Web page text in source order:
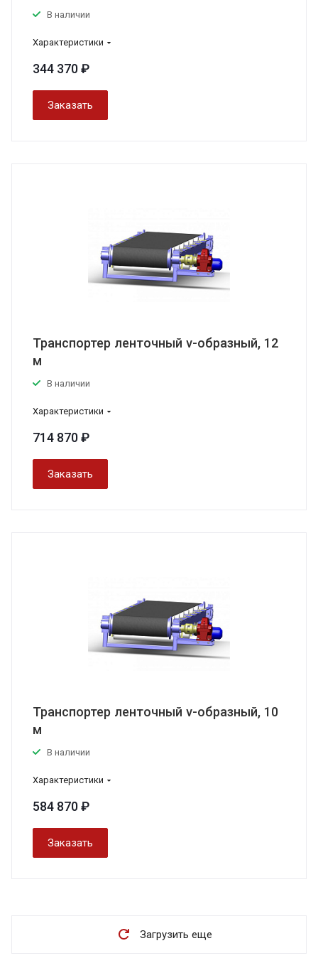
В наличии
Характеристики
344 370 ₽
Заказать
Транспортер ленточный v-образный, 12
м
В наличии
Характеристики
714 870 ₽
Заказать
Транспортер ленточный v-образный, 10
м
В наличии
Характеристики
584 870 ₽
Заказать
Загрузить еще